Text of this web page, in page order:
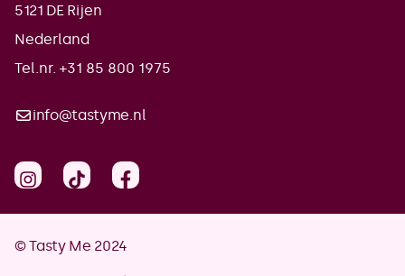
5121 DE Rijen
Nederland
Tel.nr. +31 85 800 1975
info@tastyme.nl
© Tasty Me 2024